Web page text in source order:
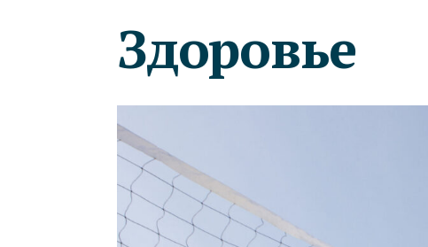
Здоровье